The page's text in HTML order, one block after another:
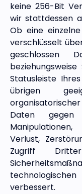
keine 256-Bit
wir stattdessen
Ob eine
verschlüsselt
geschlossen
Statusleiste
übrigen
Daten gegen
Verlust,
Zugriff
verbessert.